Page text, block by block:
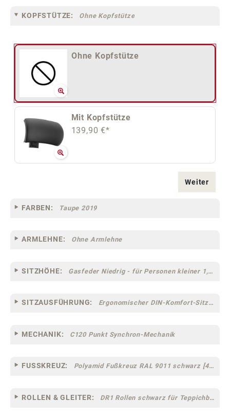
KOPFSTÜTZE: Ohne Kopfstütze
Ohne Kopfstütze
Mit Kopfstütze
139,90 €*
Weiter
FARBEN: Taupe 2019
ARMLEHNE: Ohne Armlehne
SITZHÖHE: Gasfeder Niedrig - für Personen kleiner 1,60 m
SITZAUSFÜHRUNG: Ergonomischer DIN-Komfort-Sitz [75]
MECHANIK: C120 Punkt Synchron-Mechanik
FUSSKREUZ: Polyamid Fußkreuz RAL 9011 schwarz [44]
ROLLEN & GLEITER: DR1 Rollen schwarz für Teppichböden [10]